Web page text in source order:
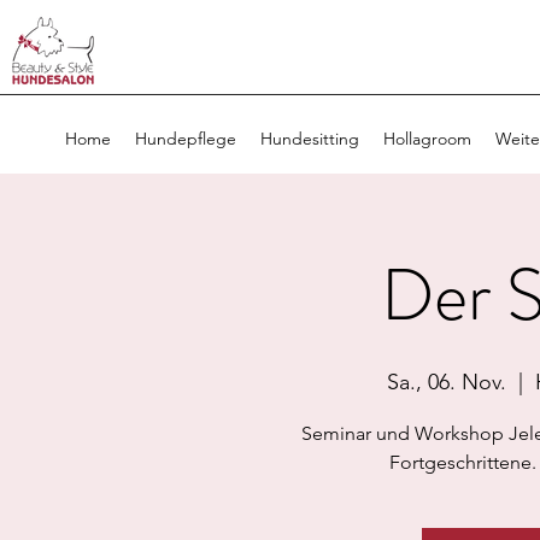
Home Hundepflege Hundesitting Hollagroom
Der
Sa., 06. Nov.
Seminar und Workshop